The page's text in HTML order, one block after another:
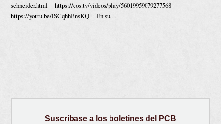
schneider.html https://cos.tv/videos/play/56019959079277568
https://youtu.be/lSCqhhBnsKQ En su…
Suscríbase a los boletines del PCB